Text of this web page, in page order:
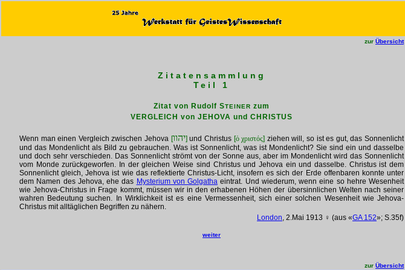
zur Übersicht
Zitatensammlung
Teil 1
Zitat von Rudolf STEINER zum
VERGLEICH von JEHOVA und CHRISTUS
Wenn man einen Vergleich zwischen Jehova [יהוו] und Christus [ὁ χριστός] ziehen will, so ist es gut, das Sonnenlicht
und das Mondenlicht als Bild zu gebrauchen. Was ist Sonnenlicht, was ist Mondenlicht? Sie sind ein und dasselbe
und doch sehr verschieden. Das Sonnenlicht strömt von der Sonne aus, aber im Mondenlicht wird das Sonnenlicht
vom Monde zurückgeworfen. In der gleichen Weise sind Christus und Jehova ein und dasselbe. Christus ist dem
Sonnenlicht gleich, Jehova ist wie das reflektierte Christus-Licht, insofern es sich der Erde offenbaren konnte unter
dem Namen des Jehova, ehe das Mysterium von Golgatha eintrat. Und wiederum, wenn eine so hehre Wesenheit
wie Jehova-Christus in Frage kommt, müssen wir in den erhabenen Höhen der übersinnlichen Welten nach seiner
wahren Bedeutung suchen. In Wirklichkeit ist es eine Vermessenheit, sich einer solchen Wesenheit wie Jehova-
Christus mit alltäglichen Begriffen zu nähern.
London, 2.Mai 1913 ♀ (aus «GA 152»; S.35f)
weiter
zur Übersicht